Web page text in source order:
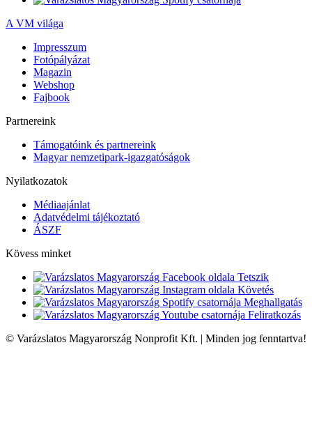
A VM világa
Impresszum
Fotópályázat
Magazin
Webshop
Fajbook
Partnereink
Támogatóink és partnereink
Magyar nemzetipark-igazgatóságok
Nyilatkozatok
Médiaajánlat
Adatvédelmi tájékoztató
ÁSZF
Kövess minket
Tetszik
Követés
Meghallgatás
Feliratkozás
© Varázslatos Magyarország Nonprofit Kft. | Minden jog fenntartva!